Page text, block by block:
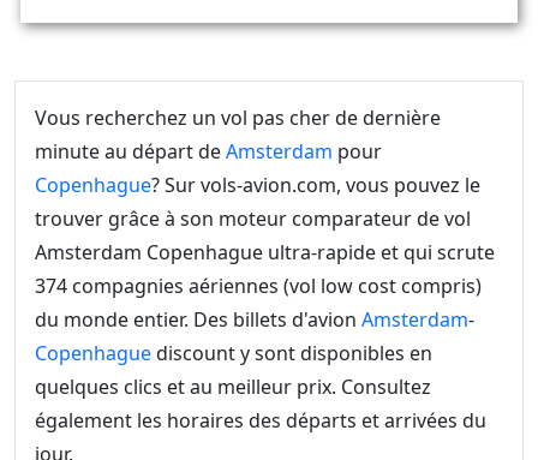
Vous recherchez un vol pas cher de dernière
minute au départ deAmsterdam pour
Copenhague? Sur vols-avion.com, vous pouvez le
trouver grâce à son moteur comparateur de vol
Amsterdam Copenhague ultra-rapide et qui scrute
374 compagnies aériennes (vol low cost compris)
du monde entier. Des billets d'avion Amsterdam-
Copenhaguediscount y sont disponibles en
quelques clics et au meilleur prix. Consultez
également les horaires des départs et arrivées du
jour.